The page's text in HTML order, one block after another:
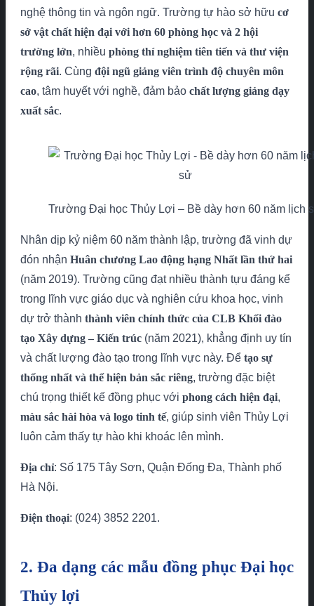
nghệ thông tin và ngôn ngữ. Trường tự hào sở hữu cơ
sở vật chất hiện đại với hơn 60 phòng học và 2 hội
trường lớn, nhiều phòng thí nghiệm tiên tiến và thư viện
rộng rãi. Cùng đội ngũ giảng viên trình độ chuyên môn
cao, tâm huyết với nghề, đảm bảo chất lượng giảng dạy
xuất sắc.
Trường Đại học Thủy Lợi – Bề dày hơn 60 năm lịch
Nhân dịp kỷ niệm 60 năm thành lập, trường đã vinh dự
đón nhận Huân chương Lao động hạng Nhất lần thứ hai
(năm 2019). Trường cũng đạt nhiều thành tựu đáng kể
trong lĩnh vực giáo dục và nghiên cứu khoa học, vinh
dự trở thành thành viên chính thức của CLB Khối đào
tạo Xây dựng – Kiến trúc (năm 2021), khẳng định uy tín
và chất lượng đào tạo trong lĩnh vực này. Để tạo sự
thống nhất và thể hiện bản sắc riêng, trường đặc biệt
chú trọng thiết kế đồng phục với phong cách hiện đại,
màu sắc hài hòa và logo tinh tế, giúp sinh viên Thủy Lợi
luôn cảm thấy tự hào khi khoác lên mình.
Địa chỉ: Số 175 Tây Sơn, Quận Đống Đa, Thành phố
Hà Nội.
Điện thoại: (024) 3852 2201.
2. Đa dạng các mẫu đồng phục Đại học
Thủy lợi